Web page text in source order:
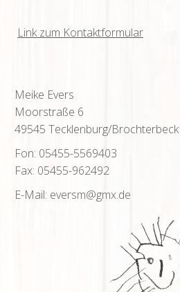
Link zum Kontaktformular
Meike Evers
Moorstraße 6
49545 Tecklenburg/Brochterbeck
Fon: 05455-5569403
Fax: 05455-962492
E-Mail: eversm@gmx.de